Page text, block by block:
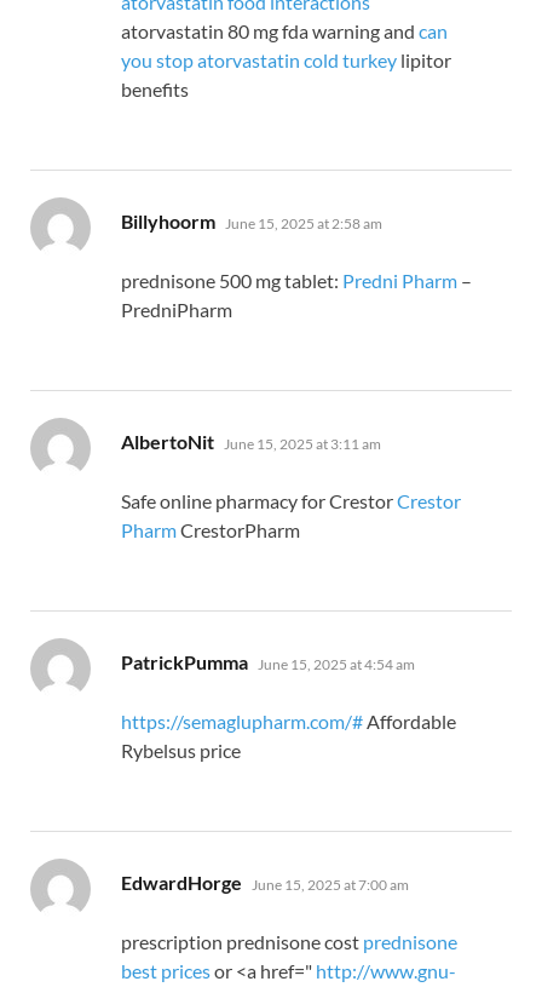
atorvastatin 80 mg fda warning and can
you stop atorvastatin cold turkey lipitor
benefits
Billyhoorm says:
June 15, 2025 at 2:58 am
prednisone 500 mg tablet: Predni Pharm –
PredniPharm
AlbertoNit says:
June 15, 2025 at 3:11 am
Safe online pharmacy for CrestorCrestor
PharmCrestorPharm
PatrickPumma says:
June 15, 2025 at 4:54 am
https://semaglupharm.com/#Affordable
Rybelsus price
EdwardHorge says:
June 15, 2025 at 7:00 am
prescription prednisone cost prednisone
best pricesor <a href=" http://www.gnu-